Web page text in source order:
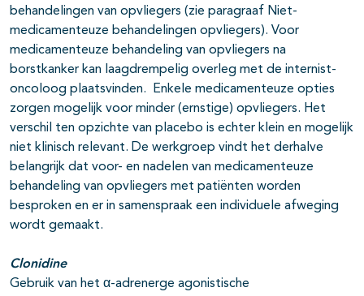
behandelingen van opvliegers (zie paragraaf Niet-
medicamenteuze behandelingen opvliegers). Voor
medicamenteuze behandeling van opvliegers na
borstkanker kan laagdrempelig overleg met de internist-
oncoloog plaatsvinden. Enkele medicamenteuze opties
zorgen mogelijk voor minder (ernstige) opvliegers. Het
verschil ten opzichte van placebo is echter klein en mogelijk
niet klinisch relevant. De werkgroep vindt het derhalve
belangrijk dat voor- en nadelen van medicamenteuze
behandeling van opvliegers met patiënten worden
besproken en er in samenspraak een individuele afweging
wordt gemaakt.
Clonidine
Gebruik van het α-adrenerge agonistische